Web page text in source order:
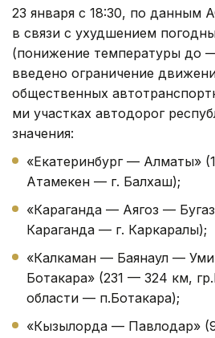
23 января с 18:30, по данным
в связи с ухудшением
(понижение температуры до
введено ограничение
общественных
ми участках автодорог
значения:
«Екатеринбург — Алматы»
Атамекен — г. Балхаш);
«Караганда — Аягоз —
Караганда — г. Каркаралы);
«Калкаман — Баянаул —
Ботакара» (231 — 324 км,
области — п.Ботакара);
«Кызылорда — Павлодар»